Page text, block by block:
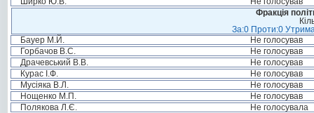
Фракція
За:0 Проти:0
Бауер М.Й.
Не голосував
Горбачов В.С.
Не голосував
Драчевський В.В.
Не голосував
Курас І.Ф.
Не голосував
Мусіяка В.Л.
Не голосував
Нощенко М.П.
Не голосував
Полякова Л.Є.
Не голосувала